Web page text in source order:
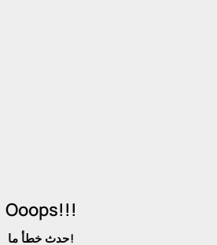
Ooops!!!
حدث خطأ ما!